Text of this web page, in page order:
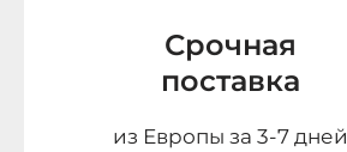
Срочная
поставка
из Европы за 3-7 дней